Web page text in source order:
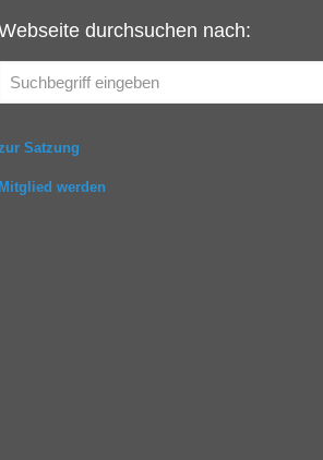
durchsuchen nach:
Satzung
Mitglied werden